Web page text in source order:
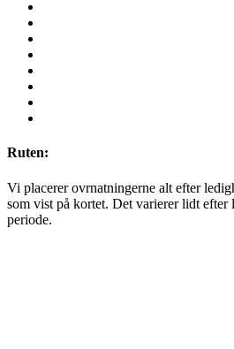
Ruten:
Vi placerer ovrnatningerne alt efter
som vist på kortet. Det varierer lidt efter
periode.